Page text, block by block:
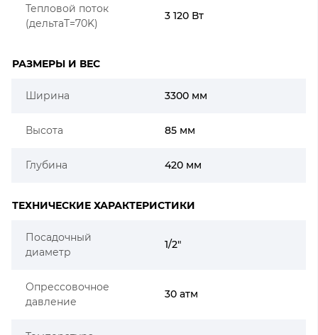
Тепловой поток
(дельтаT=70K)
3 120 Вт
РАЗМЕРЫ И ВЕС
Ширина 3300 мм
Высота 85 мм
Глубина 420 мм
ТЕХНИЧЕСКИЕ ХАРАКТЕРИСТИКИ
Посадочный
диаметр
1/2"
Опрессовочное
давление
30 атм